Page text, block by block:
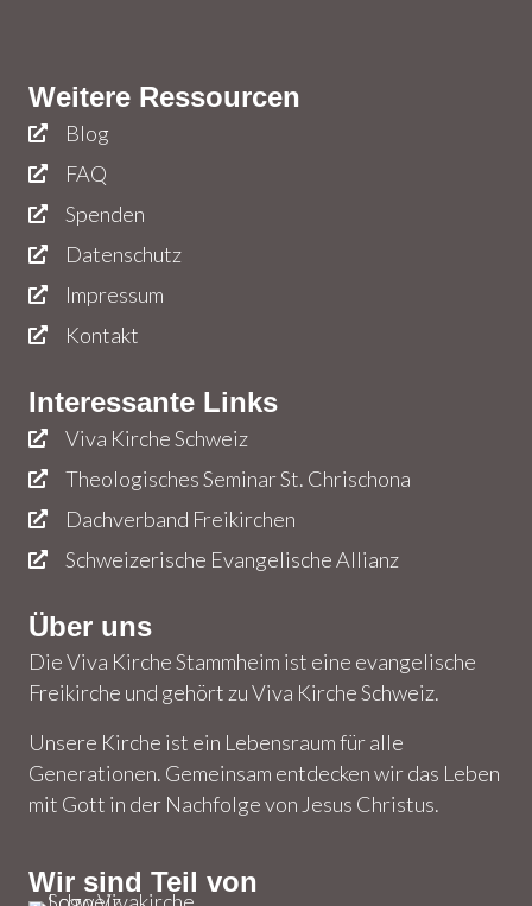
Weitere Ressourcen
Blog
FAQ
Spenden
Datenschutz
Impressum
Kontakt
Interessante Links
Viva Kirche Schweiz
Theologisches Seminar St. Chrischona
Dachverband Freikirchen
Schweizerische Evangelische Allianz
Über uns
Die Viva Kirche Stammheim ist eine evangelische
Freikirche und gehört zu Viva Kirche Schweiz.
Unsere Kirche ist ein Lebensraum für alle
Generationen. Gemeinsam entdecken wir das Leben
mit Gott in der Nachfolge von Jesus Christus.
Wir sind Teil von